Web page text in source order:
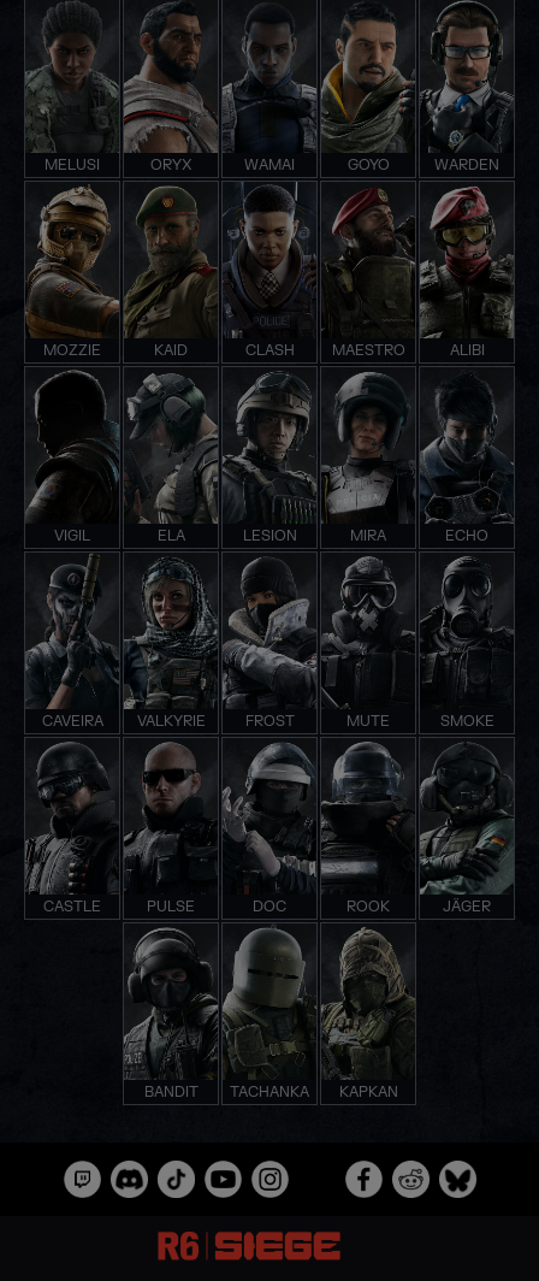
MELUSI ORYX WAMAI GOYO WARDEN
MOZZIE KAID CLASH MAESTRO ALIBI
VIGIL ELA LESION MIRA ECHO
CAVEIRA VALKYRIE FROST MUTE SMOKE
CASTLE PULSE DOC ROOK JÄGER
BANDIT TACHANKA KAPKAN